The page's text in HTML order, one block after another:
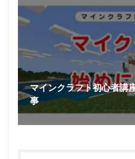
マインクラフト初心者
事